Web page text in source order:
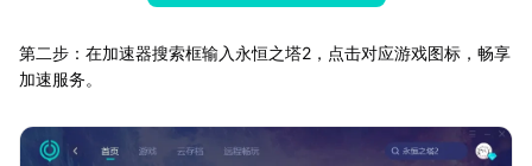
第二步：在加速器搜索框输入永恒之塔2，点击对应游戏图标，畅享
加速服务。